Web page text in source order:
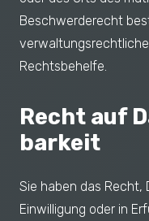
Beschwerderecht
Rechtsbehelfe.
Recht auf
barkeit
Sie haben das Recht,
Einwilligung oder in